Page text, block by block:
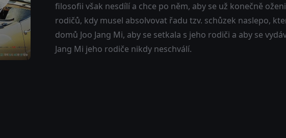
filosofii však nesdílí a chce po něm, aby se už konečně
rodičů, kdy musel absolvovat řadu tzv. schůzek naslepo,
domů Joo Jang Mi, aby se setkala s jeho rodiči a aby se
Jang Mi jeho rodiče nikdy neschválí.